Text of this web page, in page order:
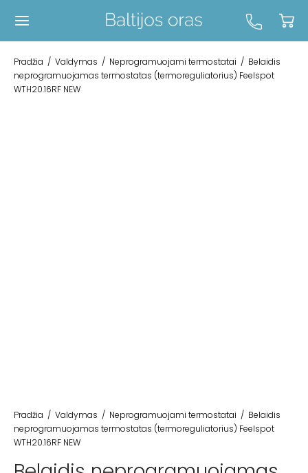
Pradžia / Valdymas / Neprogramuojami termostatai / Belaidis
neprogramuojamas termostatas (termoreguliatorius) Feelspot
WTH20.16RF NEW
Pradžia / Valdymas / Neprogramuojami termostatai / Belaidis
neprogramuojamas termostatas (termoreguliatorius) Feelspot
WTH20.16RF NEW